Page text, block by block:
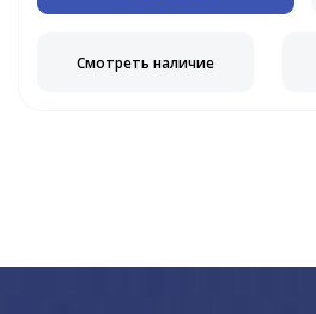
Смотреть наличие